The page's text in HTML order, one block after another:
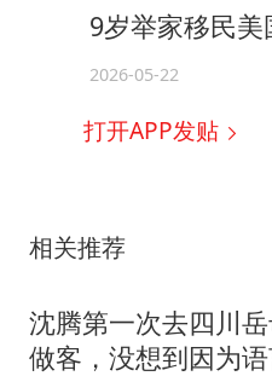
9岁举家移民
2026-05-22
打开APP发贴
相关推荐
沈腾第一次去四川
做客，没想到因为语